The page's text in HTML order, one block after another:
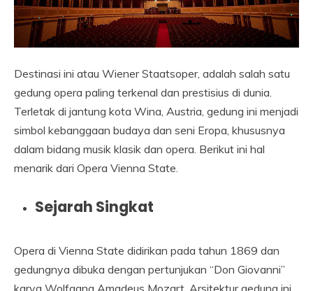
Destinasi ini atau Wiener Staatsoper, adalah salah satu
gedung opera paling terkenal dan prestisius di dunia.
Terletak di jantung kota Wina, Austria, gedung ini menjadi
simbol kebanggaan budaya dan seni Eropa, khususnya
dalam bidang musik klasik dan opera. Berikut ini hal
menarik dari Opera Vienna State.
Sejarah Singkat
Opera di Vienna State didirikan pada tahun 1869 dan
gedungnya dibuka dengan pertunjukan “Don Giovanni”
karya Wolfgang Amadeus Mozart. Arsitektur gedung ini